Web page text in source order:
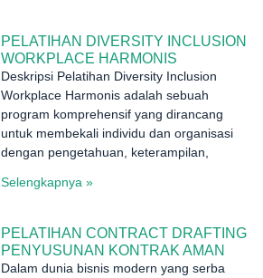
PELATIHAN DIVERSITY INCLUSION
WORKPLACE HARMONIS
Deskripsi Pelatihan Diversity Inclusion
Workplace Harmonis adalah sebuah
program komprehensif yang dirancang
untuk membekali individu dan organisasi
dengan pengetahuan, keterampilan,
Selengkapnya »
PELATIHAN CONTRACT DRAFTING
PENYUSUNAN KONTRAK AMAN
Dalam dunia bisnis modern yang serba